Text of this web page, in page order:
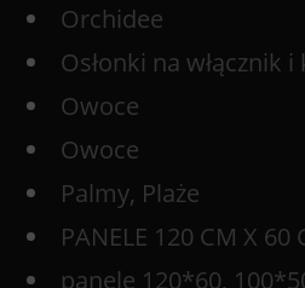
Orchidee
Osłonki na włącznik
Owoce
Owoce
Palmy, Plaże
PANELE 120 CM X 60
panele 120*60,